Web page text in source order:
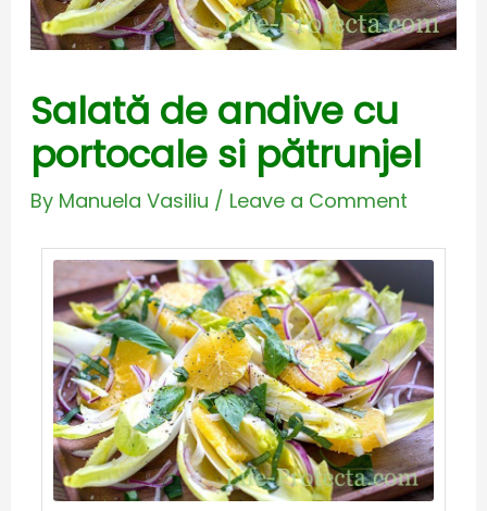
Salată de andive cu
portocale si pătrunjel
By Manuela Vasiliu / Leave a Comment